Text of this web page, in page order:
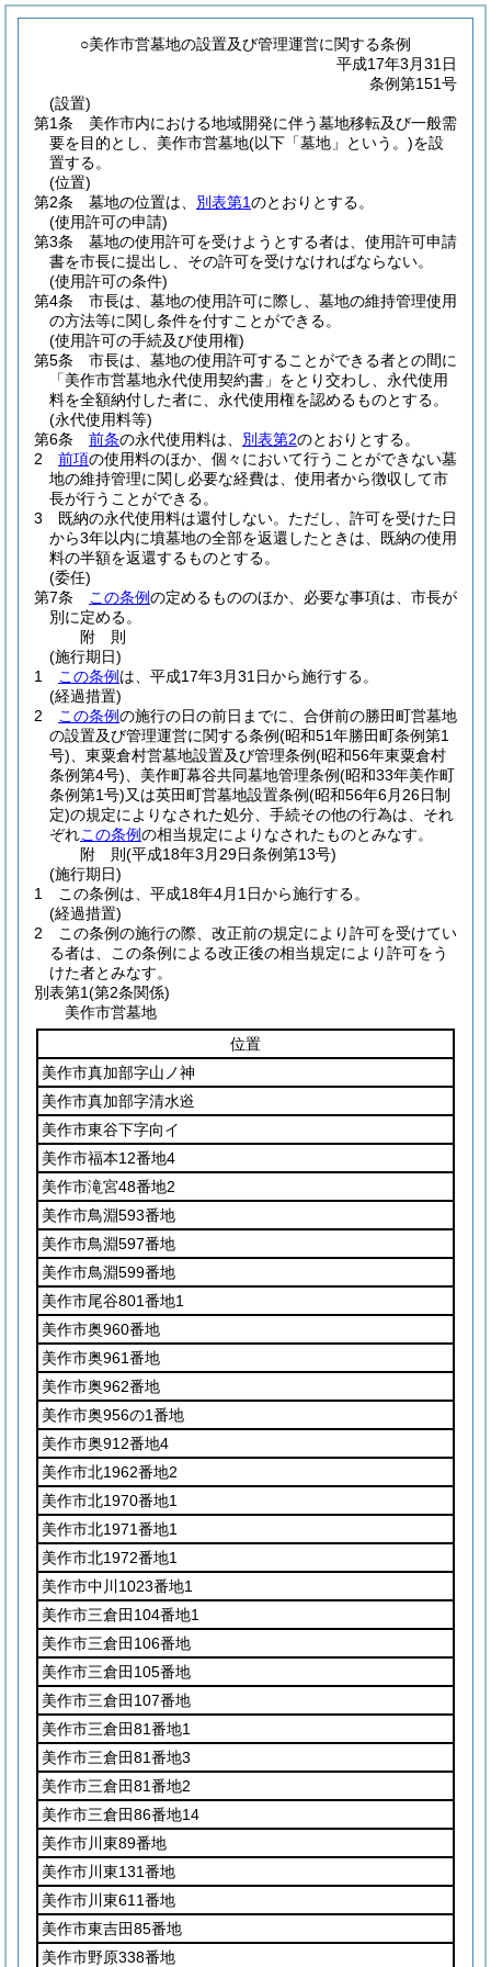
○美作市営墓地の設置及び管理運営に関する条例
平成17年3月31日
条例第151号
(設置)
第1条
美作市内における地域開発に伴う墓地移転及び一般需
要を目的とし、美作市営墓地(以下「墓地」という。)を設
置する。
(位置)
第2条
墓地の位置は、 別表第1のとおりとする。
(使用許可の申請)
第3条
墓地の使用許可を受けようとする者は、使用許可申請
書を市長に提出し、その許可を受けなければならない。
(使用許可の条件)
第4条
市長は、墓地の使用許可に際し、墓地の維持管理使用
の方法等に関し条件を付すことができる。
(使用許可の手続及び使用権)
第5条
市長は、墓地の使用許可することができる者との間に
「美作市営墓地永代使用契約書」をとり交わし、永代使用
料を全額納付した者に、永代使用権を認めるものとする。
(永代使用料等)
第6条
前条の永代使用料は、 別表第2のとおりとする。
2
前項の使用料のほか、個々において行うことができない墓
地の維持管理に関し必要な経費は、使用者から徴収して市
長が行うことができる。
3
既納の永代使用料は還付しない。 ただし、許可を受けた日
から3年以内に墳墓地の全部を返還したときは、既納の使用
料の半額を返還するものとする。
(委任)
第7条
この条例の定めるもののほか、必要な事項は、市長が
別に定める。
附 則
(施行期日)
1
この条例 は、平成17年3月31日から施行する。
(経過措置)
2
この条例の施行の日の前日までに、合併前の勝田町営墓地
の設置及び管理運営に関する条例(昭和51年勝田町条例第1
号) 、東粟倉村営墓地設置及び管理条例(昭和56年東粟倉村
条例第4号) 、美作町幕谷共同墓地管理条例(昭和33年美作町
条例第1号)又は英田町営墓地設置条例(昭和56年6月26日制
定)の規定によりなされた処分、手続その他の行為は、それ
ぞれこの条例の相当規定によりなされたものとみなす。
附 則(平成18年3月29日条例第13号)
(施行期日)
1
この条例は、平成18年4月1日から施行する。
(経過措置)
2
この条例の施行の際、改正前の規定により許可を受けてい
る者は、この条例による改正後の相当規定により許可をう
けた者とみなす。
別表第1(第2条関係)
美作市営墓地
位置
美作市真加部字山ノ神
美作市真加部字清水逧
美作市東谷下字向イ
美作市福本12番地4
美作市滝宮48番地2
美作市鳥淵593番地
美作市鳥淵597番地
美作市鳥淵599番地
美作市尾谷801番地1
美作市奥960番地
美作市奥961番地
美作市奥962番地
美作市奥956の1番地
美作市奥912番地4
美作市北1962番地2
美作市北1970番地1
美作市北1971番地1
美作市北1972番地1
美作市中川1023番地1
美作市三倉田104番地1
美作市三倉田106番地
美作市三倉田105番地
美作市三倉田107番地
美作市三倉田81番地1
美作市三倉田81番地3
美作市三倉田81番地2
美作市三倉田86番地14
美作市川東89番地
美作市川東131番地
美作市川東611番地
美作市東吉田85番地
美作市野原338番地